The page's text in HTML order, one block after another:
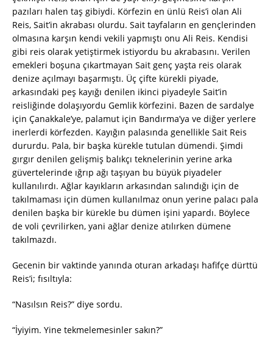
pazıları halen taş gibiydi. Körfezin en ünlü Reis’i olan Ali
Reis, Sait’in akrabası olurdu. Sait tayfaların en gençlerinden
olmasına karşın kendi vekili yapmıştı onu Ali Reis. Kendisi
gibi reis olarak yetiştirmek istiyordu bu akrabasını. Verilen
emekleri boşuna çıkartmayan Sait genç yaşta reis olarak
denize açılmayı başarmıştı. Üç çifte kürekli piyade,
arkasındaki peş kayığı denilen ikinci piyadeyle Sait’in
reisliğinde dolaşıyordu Gemlik körfezini. Bazen de sardalye
için Çanakkale’ye, palamut için Bandırma’ya ve diğer yerlere
inerlerdi körfezden. Kayığın palasında genellikle Sait Reis
dururdu. Pala, bir başka kürekle tutulan dümendi. Şimdi
gırgır denilen gelişmiş balıkçı teknelerinin yerine arka
güvertelerinde ığrıp ağı taşıyan bu büyük piyadeler
kullanılırdı. Ağlar kayıkların arkasından salındığı için de
takılmaması için dümen kullanılmaz onun yerine palacı pala
denilen başka bir kürekle bu dümen işini yapardı. Böylece
de voli çevrilirken, yani ağlar denize atılırken dümene
takılmazdı.
Gecenin bir vaktinde yanında oturan arkadaşı hafifçe dürttü
Reis’i; fısıltıyla:
“Nasılsın Reis?” diye sordu.
“İyiyim. Yine tekmelemesinler sakın?”